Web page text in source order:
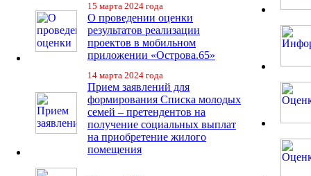
15 марта 2024 года
О проведении оценки
результатов реализации
проектов в мобильном
приложении «Острова.65»
14 марта 2024 года
Прием заявлений для
формирования Списка молодых
семей – претендентов на
получение социальных выплат
на приобретение жилого
помещения